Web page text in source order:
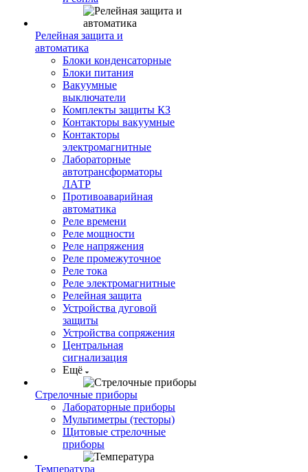
Релейная защита и
автоматика
Блоки конденсаторные
Блоки питания
Вакуумные
выключатели
Комплекты защиты КЗ
Контакторы вакуумные
Контакторы
электромагнитные
Лабораторные
автотрансформаторы
ЛАТР
Противоаварийная
автоматика
Реле времени
Реле мощности
Реле напряжения
Реле промежуточное
Реле тока
Реле электромагнитные
Релейная защита
Устройства дуговой
защиты
Устройства сопряжения
Центральная
сигнализация
Ещё
Стрелочные приборы
Лабораторные приборы
Мультиметры (тесторы)
Щитовые стрелочные
приборы
Температура